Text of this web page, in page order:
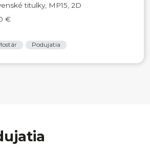
titulky, MP15, 2D
€
Podujatia